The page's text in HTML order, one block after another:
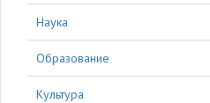
Наука
Образование
Культура